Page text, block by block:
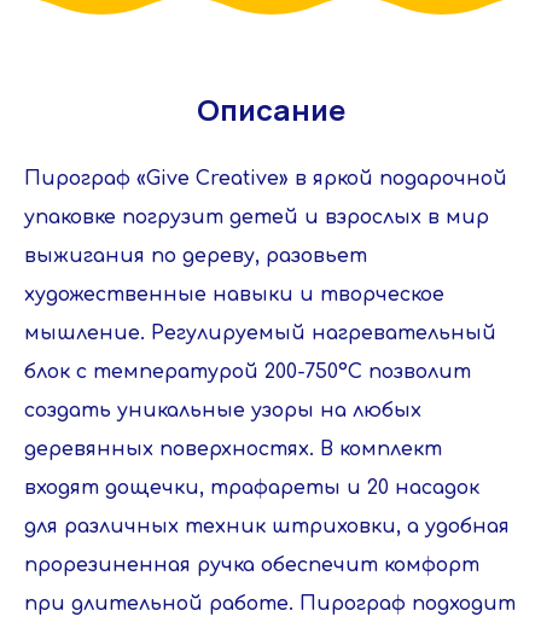
Описание
Пирограф «Give Creative» в яркой подарочной
упаковке погрузит детей и взрослых в мир
выжигания по дереву, разовьет
художественные навыки и творческое
мышление. Регулируемый нагревательный
блок с температурой 200-750°C позволит
создать уникальные узоры на любых
деревянных поверхностях. В комплект
входят дощечки, трафареты и 20 насадок
для различных техник штриховки, а удобная
прорезиненная ручка обеспечит комфорт
при длительной работе. Пирограф подходит
Характеристики
Комплектация
пирограф;
дисплеем; насадки - 20
губкой; деревянные
доски - 5 шт.;
трафареты - 2 шт.;
инструкция на русском
Количество
32
Габариты
упаковки
34×11×23 см
Подставка под
ручку с губкой
Длина сетевого